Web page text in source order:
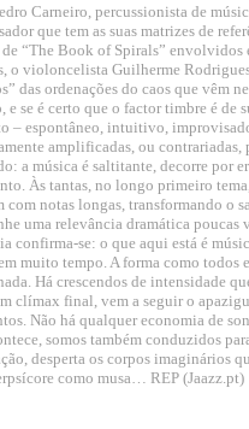
Carneiro, percussionista de
que tem as suas matrizes de
de “The Book of Spirals” envolvidos
o violoncelista Guilherme
das ordenações do caos que vêm
e se é certo que o factor timbre é de
– espontâneo, intuitivo,
amplificadas, ou contrariadas,
a música é saltitante, decorre por
Às tantas, no longo primeiro
com notas longas, transformando o
uma relevância dramática poucas
confirma-se: o que aqui está é
muito tempo. A forma como todos
Há crescendos de intensidade
clímax final, vem a seguir o
Não há qualquer economia de
somos também conduzidos
desperta os corpos imaginários
como musa… REP (Jaazz.pt)